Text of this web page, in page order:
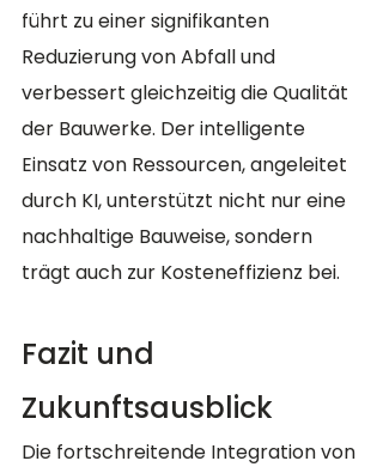
führt zu einer signifikanten
Reduzierung von Abfall und
verbessert gleichzeitig die Qualität
der Bauwerke. Der intelligente
Einsatz von Ressourcen, angeleitet
durch KI, unterstützt nicht nur eine
nachhaltige Bauweise, sondern
trägt auch zur Kosteneffizienz bei.
Fazit und
Zukunftsausblick
Die fortschreitende Integration von